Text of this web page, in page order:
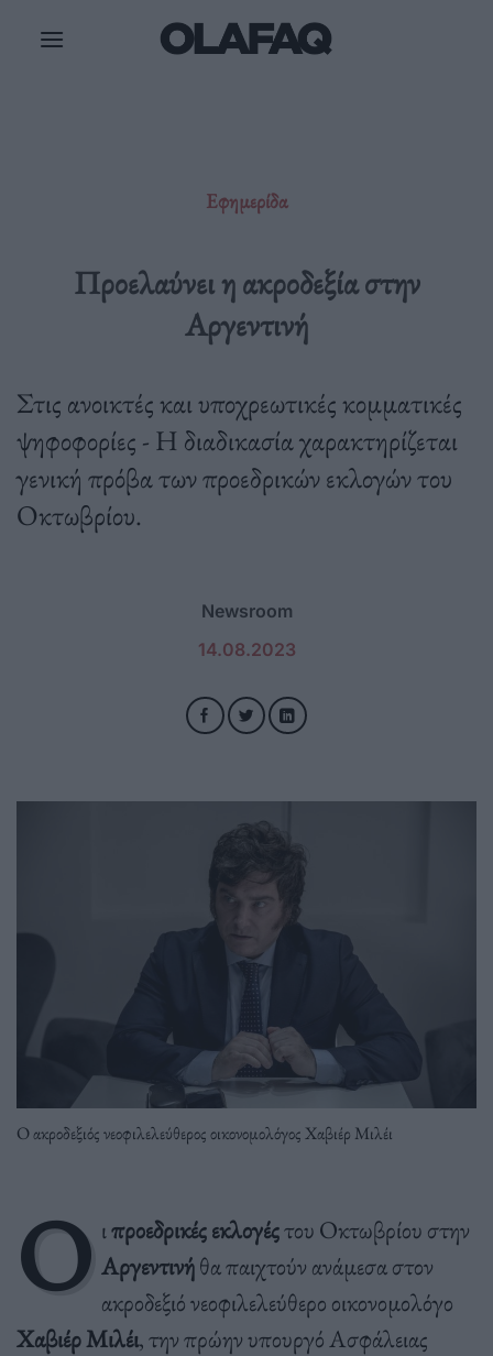
Εφημερίδα
Προελαύνει η ακροδεξία στην
Αργεντινή
Στις ανοικτές και υποχρεωτικές κομματικές
ψηφοφορίες - Η διαδικασία χαρακτηρίζεται
γενική πρόβα των προεδρικών εκλογών του
Οκτωβρίου.
Newsroom
14.08.2023
Ο ακροδεξιός νεοφιλελεύθερος οικονομολόγος Χαβιέρ Μιλέι
Ο ιπροεδρικές εκλογέςτου Οκτωβρίου στην
Αργεντινήθα παιχτούν ανάμεσα στον
ακροδεξιό νεοφιλελεύθερο οικονομολόγο
Χαβιέρ Μιλέι, την πρώην υπουργό Ασφάλειας